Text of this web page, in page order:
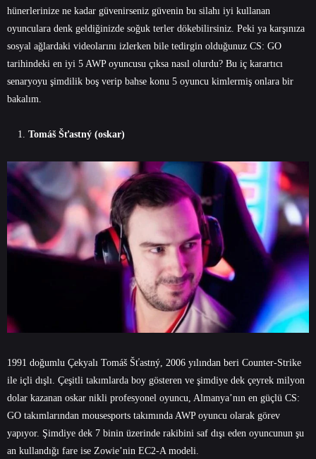
hünerlerinize ne kadar güvenirseniz güvenin bu silahı iyi kullanan
oyunculara denk geldiğinizde soğuk terler dökebilirsiniz. Peki ya karşınıza
sosyal ağlardaki videolarını izlerken bile tedirgin olduğunuz CS: GO
tarihindeki en iyi 5 AWP oyuncusu çıksa nasıl olurdu? Bu iç karartıcı
senaryoyu şimdilik boş verip bahse konu 5 oyuncu kimlermiş onlara bir
bakalım.
Tomáš Šťastný (oskar)
1991 doğumlu Çekyalı Tomáš Šťastný, 2006 yılından beri Counter-Strike
ile içli dışlı. Çeşitli takımlarda boy gösteren ve şimdiye dek çeyrek milyon
dolar kazanan oskar nikli profesyonel oyuncu, Almanya’nın en güçlü CS:
GO takımlarından mousesports takımında AWP oyuncu olarak görev
yapıyor. Şimdiye dek 7 binin üzerinde rakibini saf dışı eden oyuncunun şu
an kullandığı fare ise Zowie’nin EC2-A modeli.